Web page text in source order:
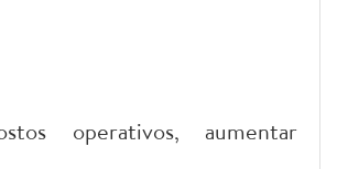
operativos, aumentar